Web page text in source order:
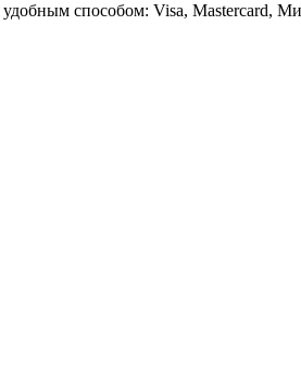
удобным способом: Visa, Mastercard,